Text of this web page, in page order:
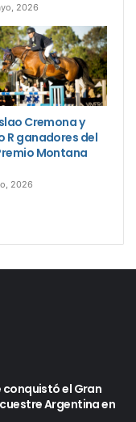
2026
Cremona y
R ganadores del
Montana
2026
el Gran
Argentina en